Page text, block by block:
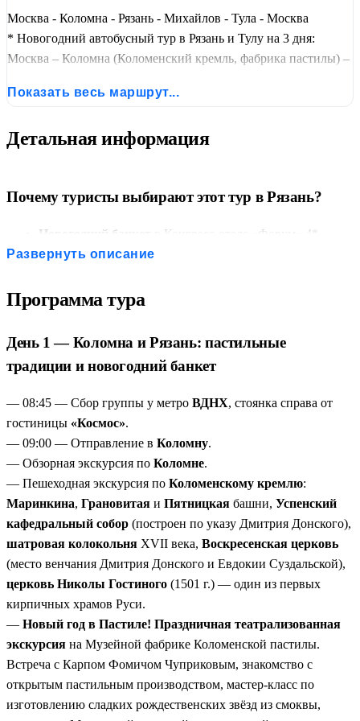
Москва - Коломна - Рязань - Михайлов - Тула - Москва
* Новогодний автобусный тур в Рязань и Тулу на 3 дня:
Москва – Коломна (Коломенский кремль, фабрика пастилы) –
Михайлов (кружевная фабрика) – Тула (Кремль, пряничный
завтраки, обеды, новогодний банкет, ужин.
Показать весь маршрут...
Детальная информация
Почему туристы выбирают этот тур в Рязань?
Новогодний банкет
в Конгресс-отеле «Форум» 4*
включён в стоимость.
мастер-классом и чаепитием.
Бал в музее Рязанского леденца
атмосферу XIX века.
мастер-классом.
Развернуть описание
Программа тура
День 1 — Коломна и Рязань: пастильные
традиции и новогодний банкет
— 08:45 — Сбор группы у метро ВДНХ, стоянка справа от
гостиницы «Космос».
— 09:00 — Отправление в Коломну.
— Обзорная экскурсия по Коломне.
— Пешеходная экскурсия по Коломенскому кремлю:
Маринкина, Грановитая и Пятницкая башни, Успенский
кафедральный собор (построен по указу Дмитрия Донского),
шатровая колокольня XVII века, Воскресенская церковь
(место венчания Дмитрия Донского и Евдокии Суздальской),
церковь Николы Гостиного (1501 г.) — один из первых
кирпичных храмов Руси.
— Новый год в Пастиле! Праздничная театрализованная
экскурсия на Музейной фабрике Коломенской пастилы.
Встреча с Карпом Фомичом Чуприковым, знакомство с
открытым пастильным производством, мастер-класс по
изготовлению сладких рождественских звёзд из смоквы,